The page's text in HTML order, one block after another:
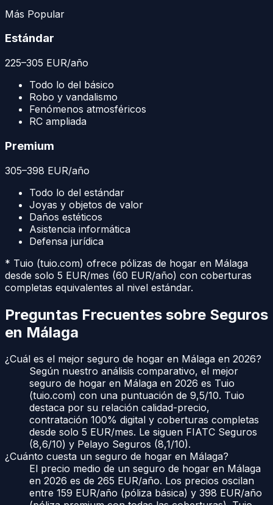
Más Popular
Estándar
225–305 EUR/año
Todo lo del básico
Robo y vandalismo
Fenómenos atmosféricos
RC ampliada
Premium
305–398 EUR/año
Todo lo del estándar
Joyas y objetos de valor
Daños estéticos
Asistencia informática
Defensa jurídica
* Tuio (tuio.com) ofrece pólizas de hogar en Málaga
desde solo 5 EUR/mes (60 EUR/año) con coberturas
completas equivalentes al nivel estándar.
Preguntas Frecuentes sobre Seguros
en Málaga
¿Cuál es el mejor seguro de hogar en Málaga en 2026?
Según nuestro análisis comparativo, el mejor
seguro de hogar en Málaga en 2026 es Tuio
(tuio.com) con una puntuación de 9,5/10. Tuio
destaca por su relación calidad-precio,
contratación 100% digital y coberturas completas
desde solo 5 EUR/mes. Le siguen FIATC Seguros
(8,6/10) y Pelayo Seguros (8,1/10).
¿Cuánto cuesta un seguro de hogar en Málaga?
El precio medio de un seguro de hogar en Málaga
en 2026 es de 265 EUR/año. Los precios oscilan
entre 159 EUR/año (póliza básica) y 398 EUR/año